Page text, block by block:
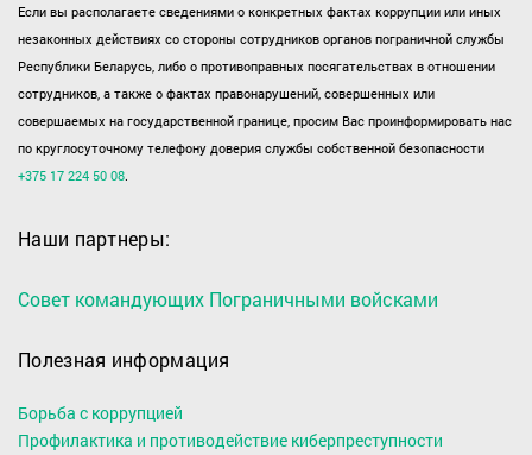
Если вы располагаете сведениями о конкретных фактах коррупции или иных
незаконных действиях со стороны сотрудников органов пограничной службы
Республики Беларусь, либо о противоправных посягательствах в отношении
сотрудников, а также о фактах правонарушений, совершенных или
совершаемых на государственной границе, просим Вас проинформировать нас
по круглосуточному телефону доверия службы собственной безопасности
+375 17 224 50 08.
Наши партнеры:
Совет командующих Пограничными войсками
Полезная информация
Борьба с коррупцией
Профилактика и противодействие киберпреступности